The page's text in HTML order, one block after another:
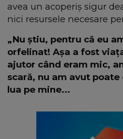
avea un acoperiș sigur
nici resursele necesare
„Nu știu, pentru că eu
orfelinat! Așa a fost
ajutor când eram mic,
scară, nu am avut poate
lua pe mine...